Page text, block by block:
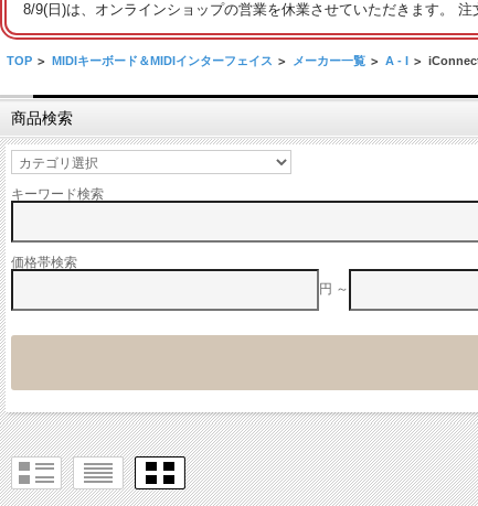
8/9(日)は、オンラインショップの営業を休業させていただきます。
TOP > MIDIキーボード＆MIDIインターフェイス > メーカー一覧 > A - I >
商品検索
キーワード検索
価格帯検索
円 ～